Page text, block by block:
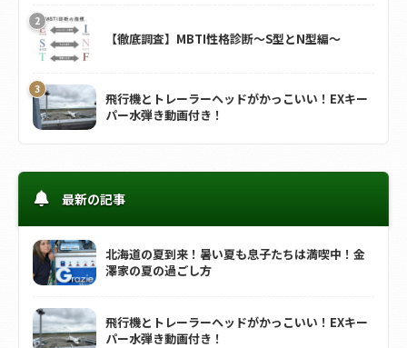
【徹底調査】MBTI性格診断～S型とN型編～
飛行機とトレーラーヘッドがかっこいい！EXキー
パー水弾き動画付き！
最新の記事
北海道の夏到来！暑い夏も息子たちは満喫中！金
澤家の夏の過ごし方
飛行機とトレーラーヘッドがかっこいい！EXキー
パー水弾き動画付き！